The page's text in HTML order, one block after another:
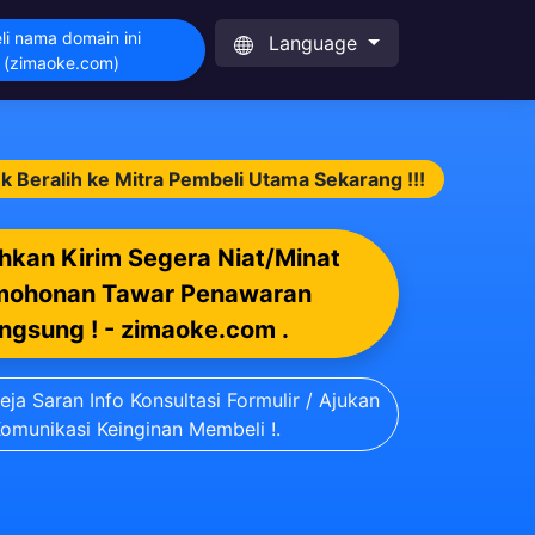
nama domain ini
(zimaoke.com)
Language
ke Mitra Pembeli Utama Sekarang !!!
Kirim Segera Niat/Minat
Tawar Penawaran
! - zimaoke.com .
Saran Info Konsultasi Formulir / Ajukan
Keinginan Membeli !.